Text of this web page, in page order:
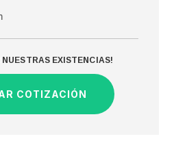
NUESTRAS EXISTENCIAS!
COTIZACIÓN